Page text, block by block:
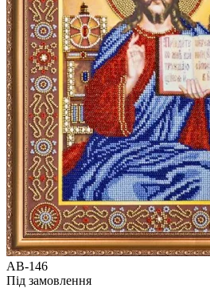
АВ-146
Під замовлення